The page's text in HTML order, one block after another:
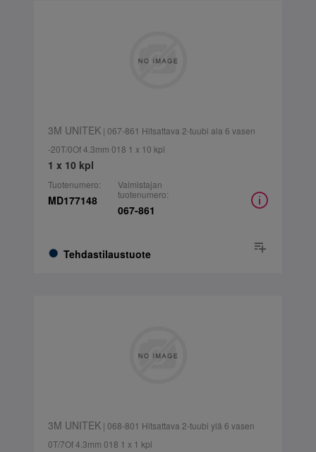
3M UNITEK| 067-861 Hitsattava 2-tuubi ala 6 vasen
-20T/0Of 4.3mm 018 1 x 10 kpl
1 x 10 kpl
Tuotenumero:
MD177148
Tehdastilaustuote
Valmistajan
tuotenumero:
067-861
3M UNITEK| 068-801 Hitsattava 2-tuubi ylä 6 vasen
0T/7Of 4.3mm 018 1 x 1 kpl